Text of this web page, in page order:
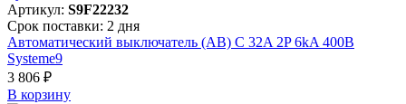
Артикул: S9F22232
Срок поставки: 2 дня
Автоматический выключатель (АВ) C 32A 2P 6kA 400В
Systeme9
3 806 ₽
В корзинy